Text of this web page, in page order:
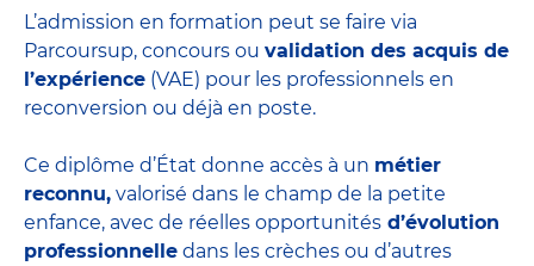
L’admission en formation peut se faire via
Parcoursup, concours ou validation des acquis de
l’expérience (VAE) pour les professionnels en
reconversion ou déjà en poste.
Ce diplôme d’État donne accès à un métier
reconnu, valorisé dans le champ de la petite
enfance, avec de réelles opportunités d’évolution
professionnelle dans les crèches ou d’autres